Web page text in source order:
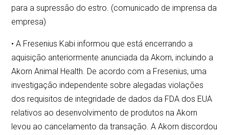
para a supressão do estro. (comunicado de imprensa da
empresa)
• A Fresenius Kabi informou que está encerrando a
aquisição anteriormente anunciada da Akorn, incluindo a
Akorn Animal Health. De acordo com a Fresenius, uma
investigação independente sobre alegadas violações
dos requisitos de integridade de dados da FDA dos EUA
relativos ao desenvolvimento de produtos na Akorn
levou ao cancelamento da transação. A Akorn discordou